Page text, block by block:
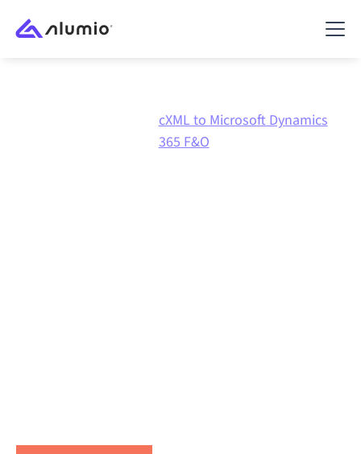
cXML to Microsoft Dynamics
365 F&O